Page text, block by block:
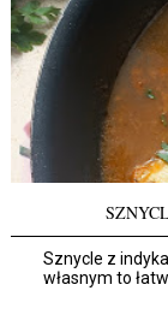
Sznycle z
własnym to